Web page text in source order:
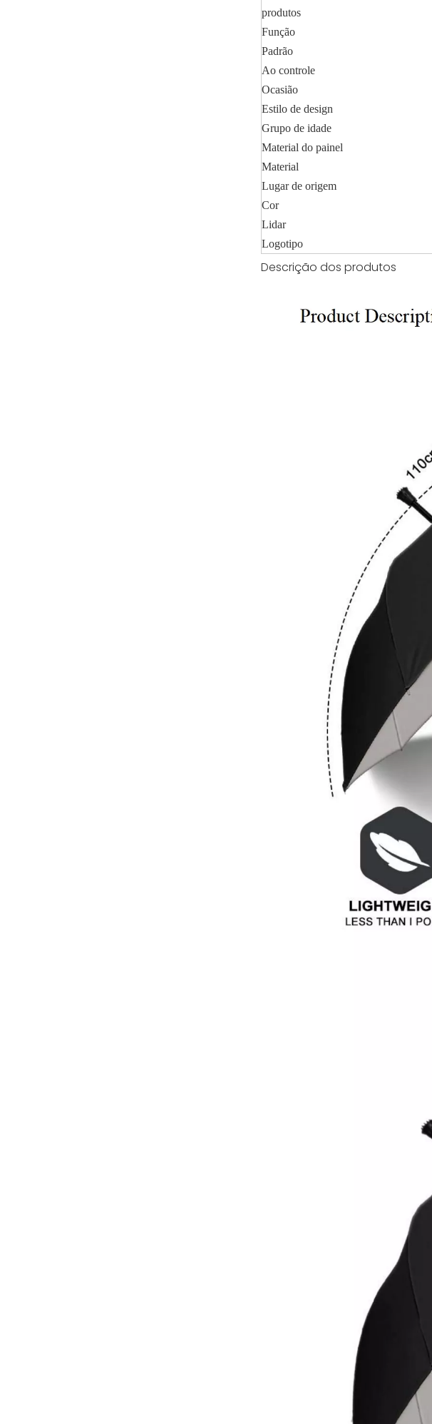
produtos
Função
Padrão
Ao controle
Ocasião
Estilo de design
Grupo de idade
Material do painel
Material
Lugar de origem
Cor
Lidar
Logotipo
Descrição dos produtos